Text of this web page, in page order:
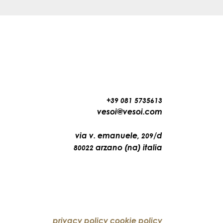
+39 081 5735613
vesoi@vesoi.com
via v. emanuele, 209/d
80022 arzano (na) italia
privacy policy cookie policy